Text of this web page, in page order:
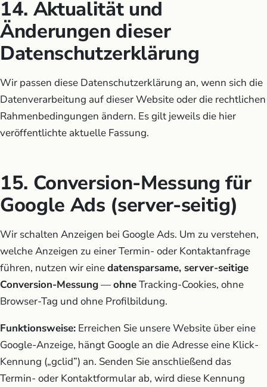
14. Aktualität und
Änderungen dieser
Datenschutzerklärung
Wir passen diese Datenschutzerklärung an, wenn sich die
Datenverarbeitung auf dieser Website oder die rechtlichen
Rahmenbedingungen ändern. Es gilt jeweils die hier
veröffentlichte aktuelle Fassung.
15. Conversion-Messung für
Google Ads (server-seitig)
Wir schalten Anzeigen bei Google Ads. Um zu verstehen,
welche Anzeigen zu einer Termin- oder Kontaktanfrage
führen, nutzen wir einedatensparsame, server-seitige
Conversion-Messung—ohneTracking-Cookies, ohne
Browser-Tag und ohne Profilbildung.
Funktionsweise: Erreichen Sie unsere Website über eine
Google-Anzeige, hängt Google an die Adresse eine Klick-
Kennung („gclid”) an. Senden Sie anschließend das
Termin- oder Kontaktformular ab, wird diese Kennung